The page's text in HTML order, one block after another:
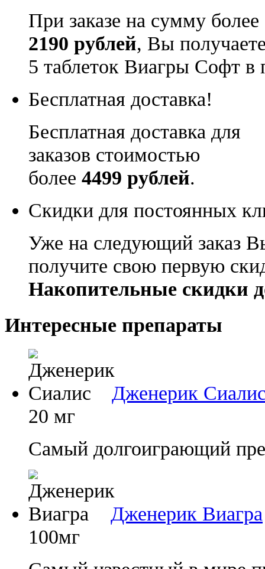
При заказе на сумму более
2190 рублей, Вы
5 таблеток Виагры Софт в
Бесплатная доставка!
Бесплатная доставка для
заказов стоимостью
более 4499 рублей.
Скидки для постоянных
Уже на следующий заказ
получите свою первую
Накопительные скидки
Интересные препараты
Дженерик
20 мг
Самый долгоиграющий
Дженерик Виагра
100мг